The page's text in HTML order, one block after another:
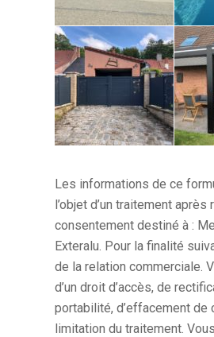
Les informations de ce
l’objet d’un traitement
consentement destiné à :
Exteralu. Pour la finalité
de la relation commerciale.
d’un droit d’accès, de
portabilité, d’effacement de
limitation du traitement.